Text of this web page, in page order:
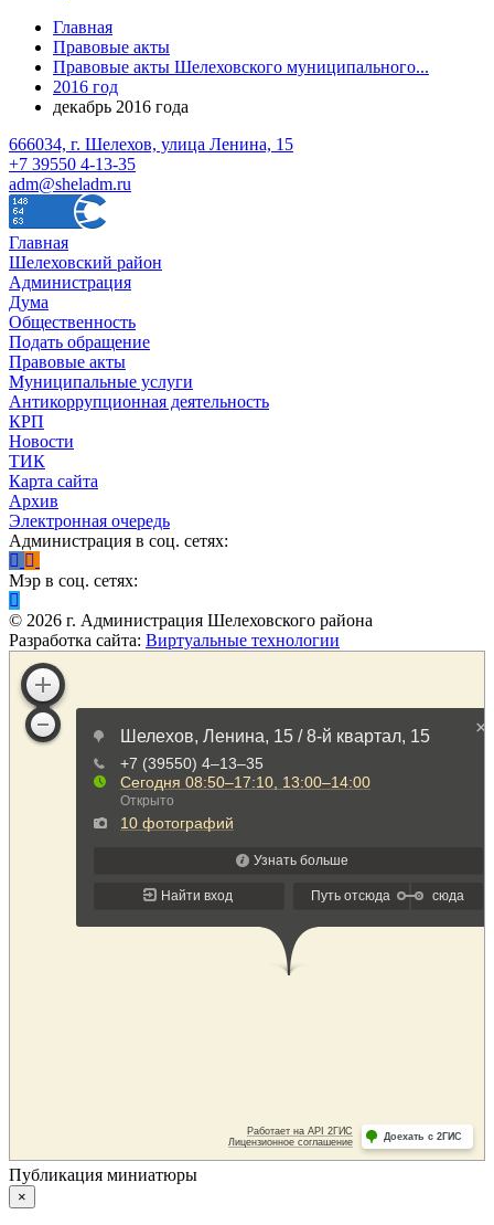
Главная
Правовые акты
Правовые акты Шелеховского муниципального...
2016 год
декабрь 2016 года
666034, г. Шелехов, улица Ленина, 15
+7 39550 4-13-35
adm@sheladm.ru
Главная
Шелеховский район
Администрация
Дума
Общественность
Подать обращение
Правовые акты
Муниципальные услуги
Антикоррупционная деятельность
КРП
Новости
ТИК
Карта сайта
Архив
Электронная очередь
Администрация в соц. сетях:
Мэр в соц. сетях:
© 2026 г. Администрация Шелеховского района
Разработка сайта: Виртуальные технологии
Публикация миниатюры
×